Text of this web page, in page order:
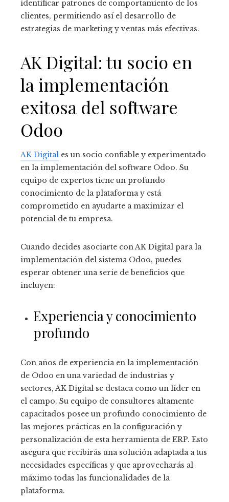
identificar patrones de comportamiento de los
clientes, permitiendo así el desarrollo de
estrategias de marketing y ventas más efectivas.
AK Digital: tu socio en
la implementación
exitosa del software
Odoo
AK Digital es un socio confiable y experimentado
en la implementación del software Odoo. Su
equipo de expertos tiene un profundo
conocimiento de la plataforma y está
comprometido en ayudarte a maximizar el
potencial de tu empresa.
Cuando decides asociarte con AK Digital para la
implementación del sistema Odoo, puedes
esperar obtener una serie de beneficios que
incluyen:
Experiencia y conocimiento
profundo
Con años de experiencia en la implementación
de Odoo en una variedad de industrias y
sectores, AK Digital se destaca como un líder en
el campo. Su equipo de consultores altamente
capacitados posee un profundo conocimiento de
las mejores prácticas en la configuración y
personalización de esta herramienta de ERP. Esto
asegura que recibirás una solución adaptada a tus
necesidades específicas y que aprovecharás al
máximo todas las funcionalidades de la
plataforma.